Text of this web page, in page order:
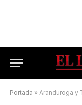
Portada » Aranduroga y